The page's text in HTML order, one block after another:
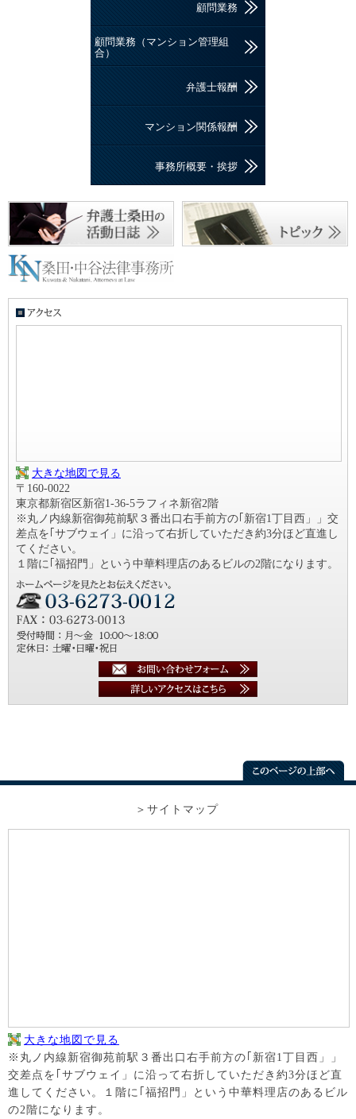
顧問業務
顧問業務（マンション管理組
合）
弁護士報酬
マンション関係報酬
事務所概要・挨拶
大きな地図で見る
〒160-0022
東京都新宿区新宿1-36-5ラフィネ新宿2階
※丸ノ内線新宿御苑前駅３番出口右手前方の｢新宿1丁目西」」交
差点を｢サブウェイ」に沿って右折していただき約3分ほど直進し
てください。
１階に｢福招門」という中華料理店のあるビルの2階になります。
サイトマップ
大きな地図で見る
※丸ノ内線新宿御苑前駅３番出口右手前方の｢新宿1丁目西」」
交差点を｢サブウェイ」に沿って右折していただき約3分ほど直
進してください。１階に｢福招門」という中華料理店のあるビル
の2階になります。